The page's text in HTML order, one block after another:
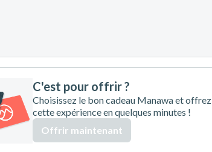
C'est pour offrir ?
Choisissez le bon cadeau Manawa et offrez
cette expérience en quelques minutes !
Offrir maintenant